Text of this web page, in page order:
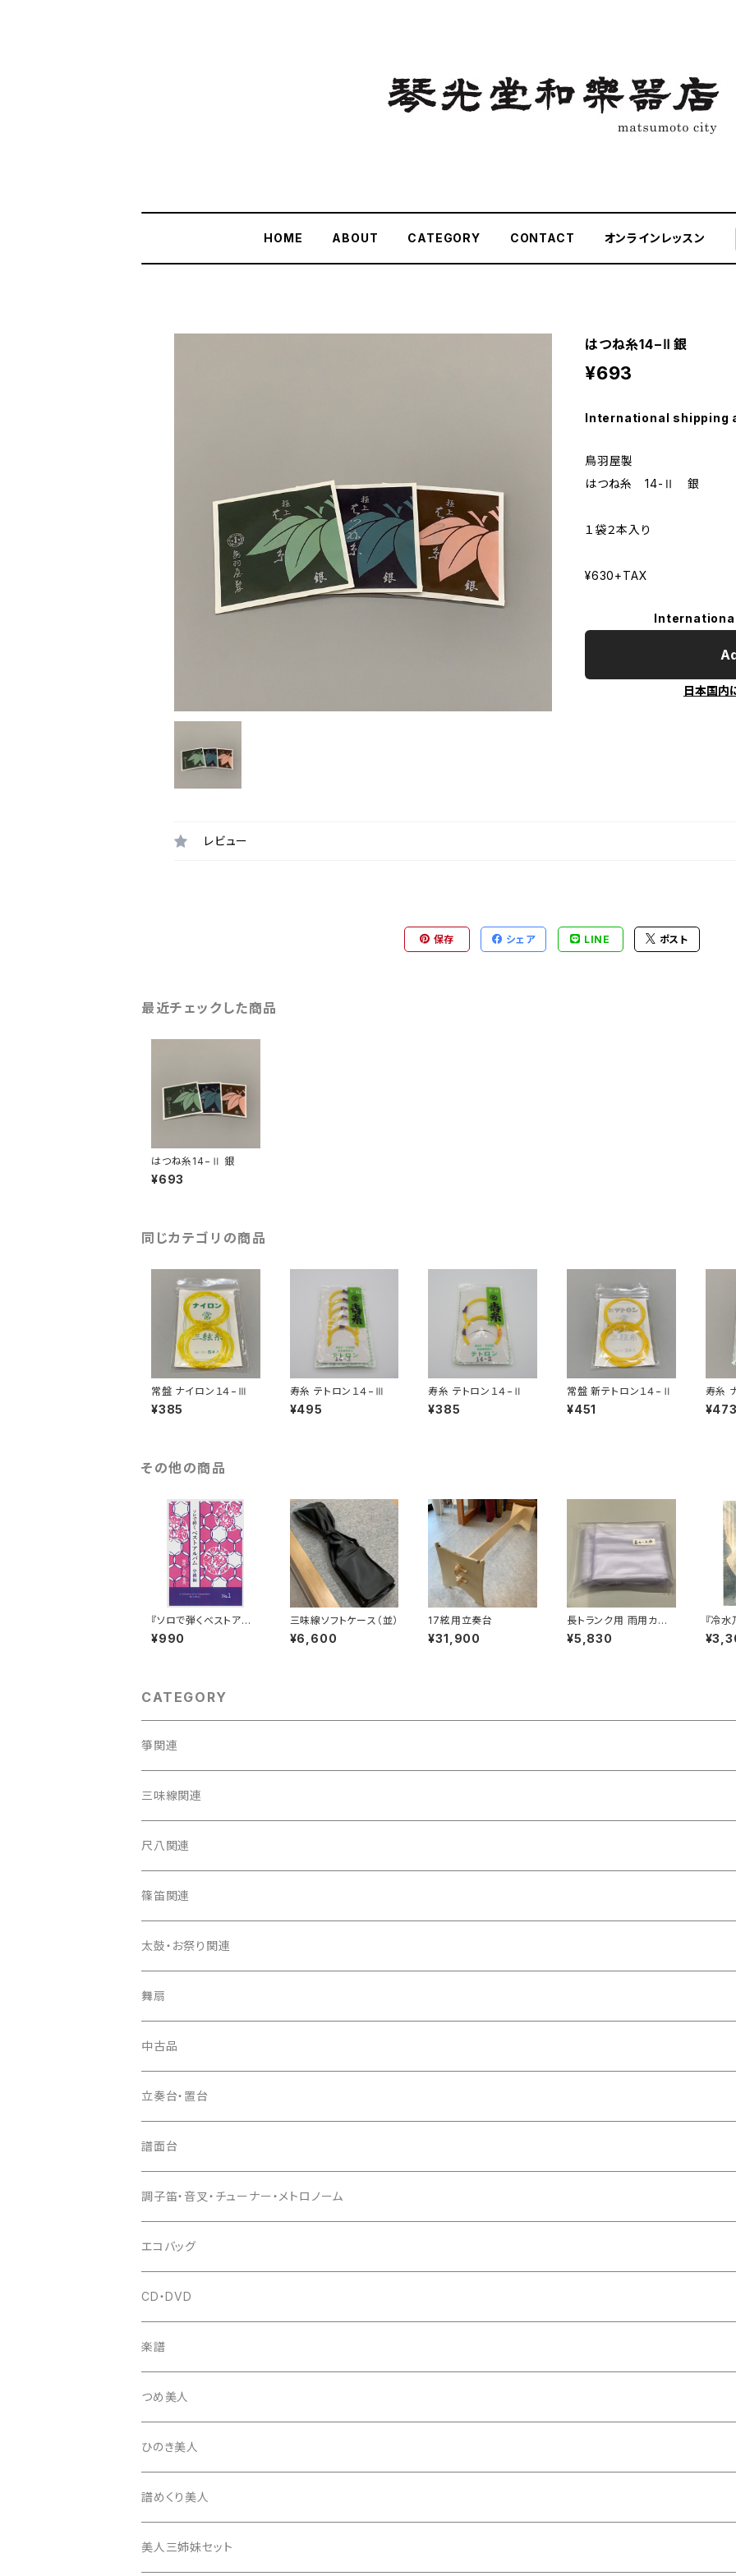
HOME ABOUT CATEGORY CONTACT オンラインレッスン
はつね糸14−Ⅱ 銀
¥693
International shipping
鳥羽屋製
はつね糸 14-Ⅱ 銀
１袋２本入り
¥630+TAX
日本国内
レビュー
保存 シェア LINE ポスト
最近チェックした商品
はつね糸14−Ⅱ 銀
¥693
同じカテゴリの商品
常盤 ナイロン１４−Ⅲ
¥385
寿糸 テトロン１４−Ⅲ
¥495
寿糸 テトロン１４−Ⅱ
¥385
常盤 新テトロン１４−Ⅱ
¥451
寿糸
その他の商品
『ソロで弾くベストアル
バム中級編 No.1 』
¥990
三味線ソフトケース（並）
¥6,600
17絃用立奏台
¥31,900
長トランク用 雨用カバ
ー
¥5,830
『冷
ース
の』
CATEGORY
箏関連
箏（本体）
箏カバー
箏袋
口前袋・尾布
爪・爪輪
爪入
爪駒入
猫足入
爪ばさみ
箏柱
柱入
平柱入
三角柱入
琴台
13絃用琴台（低）
13絃用琴台（高）
桐柱箱
消音フェルト
三味線関連
三味線（本体）
三味線ケース
長トランク・三ツ折トランク
ソフトケース
雨用カバー
長袋・三ツ組袋・胴袋
胴掛
根緒
糸
(丸三) 寿糸
はつね糸
駒
地唄駒
長唄駒
糸駒入
爪駒入
撥入
一丁撥入
三角撥入（ファスナー式）
撥
長唄・民謡撥
地唄撥
撥さや
撥滑り止めゴム
ひざゴム・胴ゴム・おひざもと
尺八関連
尺八（本体）
尺八袋
歌口キャップ
つゆ切り
篠笛関連
篠笛（本体）
お祭り用６穴
お祭り用７穴
篠笛袋
太鼓・お祭り関連
太鼓（本体）
太鼓撥
手拍子（チャンチャン）
当り鉦
シュモク（当り鉦バチ）
舞扇
中古品
箏（本体）
三味線（本体）
立奏台・置台
譜面台
座奏用譜面台
立奏用譜面台
調子笛・音叉・チューナー・メトロノーム
調子笛・音叉
チューナー・メトロノーム
エコバッグ
CD・DVD
楽譜
つめ美人
ひのき美人
譜めくり美人
美人三姉妹セット